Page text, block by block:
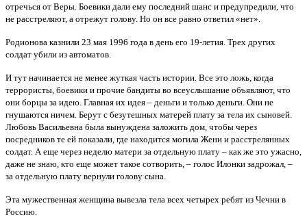
отречься от Веры. Боевики дали ему последний шанс и предупредили, что
не расстреляют, а отрежут голову. Но он все равно ответил «нет».
Родионова казнили 23 мая 1996 года в день его 19-летия. Трех других
солдат убили из автоматов.
И тут начинается не менее жуткая часть истории. Все это ложь, когда
террористы, боевики и прочие бандиты во всеуслышание объявляют, что
они борцы за идею. Главная их идея – деньги и только деньги. Они не
гнушаются ничем. Берут с безутешных матерей плату за тела их сыновей.
Любовь Васильевна была вынуждена заложить дом, чтобы через
посредников те ей показали, где находится могила Жени и расстрелянных
солдат. А еще через неделю матери за отдельную плату – как же это ужасно,
даже не знаю, кто еще может такое сотворить, – голос Илонки задрожал, –
за отдельную плату вернули голову сына.
Эта мужественная женщина вывезла тела всех четырех ребят из Чечни в
Россию.